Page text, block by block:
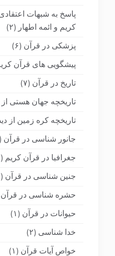
پاسخ به شبهات
کریم و ائمه اطهار
(۲)
پزشکی در قرآن (۶)
پیشگویی های قرآن
تاریخ در قرآن (۷)
تاریخچه جهان هستی از
تاریخچه کره زمین از
جانور شناسی در قرآن (۱)
جغرافیا در قرآن کریم (۲)
جنین شناسی در قرآن (۵)
حشره شناسی در قرآن
حیوانات در قرآن (۱)
خدا شناسی (۲)
خواص آیات قرآن (۱)